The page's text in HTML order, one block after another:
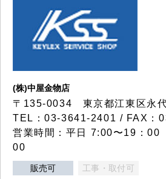
(株)中屋金物店
〒135-0034 東京都江東区永
TEL：03-3641-2401 / FAX：
営業時間：平日 7:00〜19：00
00
販売可 工事・取付可